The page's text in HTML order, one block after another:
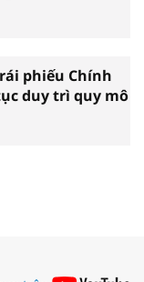
phiếu Chính
duy trì quy mô